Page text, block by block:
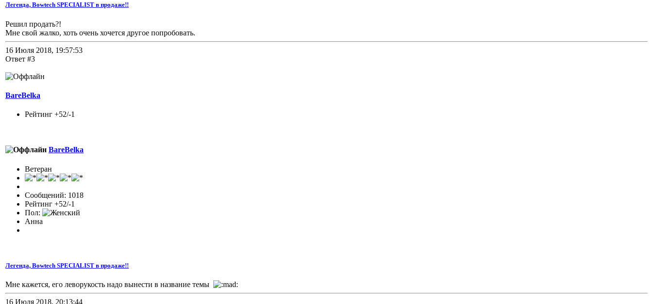
Легенда, Bowtech SPECIALIST в продаже!!
Решил продать?!
Мне свой жалко, хоть очень хочется другое попробовать.
16 Июля 2018, 19:57:53
Ответ #3
BareBelka
Рейтинг +52/-1
BareBelka
Ветеран
Сообщений: 1018
Рейтинг +52/-1
Пол:
Анна
Легенда, Bowtech SPECIALIST в продаже!!
Мне кажется, его леворукость надо вынести в название темы
16 Июля 2018, 20:13:44